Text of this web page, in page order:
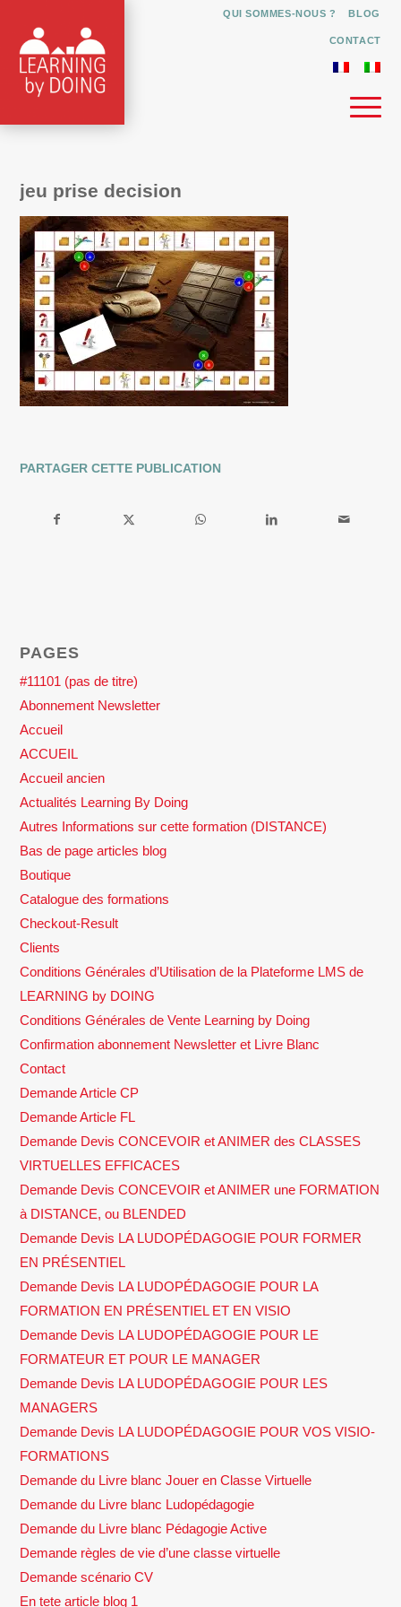
QUI SOMMES-NOUS ? BLOG
CONTACT
jeu prise decision
PARTAGER CETTE PUBLICATION
PAGES
#11101 (pas de titre)
Abonnement Newsletter
Accueil
ACCUEIL
Accueil ancien
Actualités Learning By Doing
Autres Informations sur cette formation (DISTANCE)
Bas de page articles blog
Boutique
Catalogue des formations
Checkout-Result
Clients
Conditions Générales d’Utilisation de la Plateforme LMS de
LEARNING by DOING
Conditions Générales de Vente Learning by Doing
Confirmation abonnement Newsletter et Livre Blanc
Contact
Demande Article CP
Demande Article FL
Demande Devis CONCEVOIR et ANIMER des CLASSES
VIRTUELLES EFFICACES
Demande Devis CONCEVOIR et ANIMER une FORMATION
à DISTANCE, ou BLENDED
Demande Devis LA LUDOPÉDAGOGIE POUR FORMER
EN PRÉSENTIEL
Demande Devis LA LUDOPÉDAGOGIE POUR LA
FORMATION EN PRÉSENTIEL ET EN VISIO
Demande Devis LA LUDOPÉDAGOGIE POUR LE
FORMATEUR ET POUR LE MANAGER
Demande Devis LA LUDOPÉDAGOGIE POUR LES
MANAGERS
Demande Devis LA LUDOPÉDAGOGIE POUR VOS VISIO-
FORMATIONS
Demande du Livre blanc Jouer en Classe Virtuelle
Demande du Livre blanc Ludopédagogie
Demande du Livre blanc Pédagogie Active
Demande règles de vie d’une classe virtuelle
Demande scénario CV
En tete article blog 1